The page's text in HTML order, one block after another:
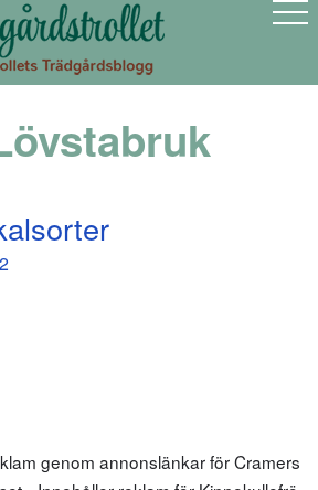
2
genom annonslänkar för Cramers